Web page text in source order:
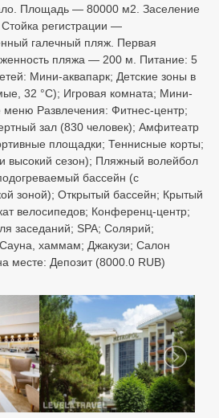
Площадь — 80000 м2. Заселение
регистрации —
галечный пляж. Первая
пляжа — 200 м. Питание: 5
Мини-аквапарк; Детские зоны в
32 °С); Игровая комната; Мини-
меню Развлечения: Фитнес-центр;
зал (830 человек); Амфитеатр
площадки; Теннисные корты;
высокий сезон); Пляжный волейбол
бассейн (с
зоной); Открытый бассейн; Крытый
велосипедов; Конференц-центр;
заседаний; SPA; Солярий;
хаммам; Джакузи; Салон
месте: Депозит (8000.0 RUB)